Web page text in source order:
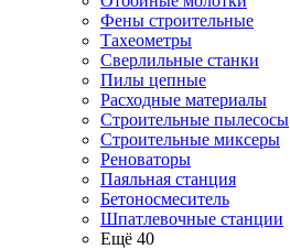
Фены строительные
Тахеометры
Сверлильные станки
Пилы цепные
Расходные материалы
Строительные пылесосы
Строительные миксеры
Реноваторы
Паяльная станция
Бетоносмеситель
Шпатлевочные станции
Ещё 40